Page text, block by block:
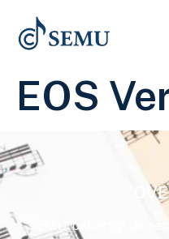
EOS
SEMU behartigt de